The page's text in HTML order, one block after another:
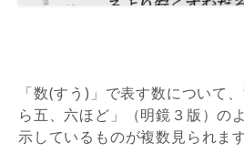
「数(すう)」で表す数について
ら五、六ほど」（明鏡３版）の
示しているものが複数見られます